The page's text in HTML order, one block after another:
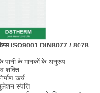
ISO9001 DIN8077 / 8078
पानी के मानकों के अनुरूप
शक्ति
खर्च
संपत्ति